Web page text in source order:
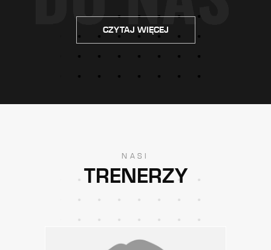
CZYTAJ WIĘCEJ
NASI
TRENERZY